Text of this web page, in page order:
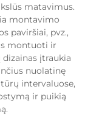
matavimus.
montavimo
paviršiai, pvz.,
montuoti ir
įtraukia
nuolatinę
intervaluose,
ir puikią